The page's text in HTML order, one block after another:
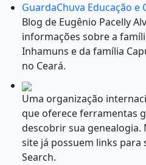
GuardaChuva Educação e
Blog de Eugênio Pacelly
informações sobre a
Inhamuns e da família
no Ceará.
Uma organização
que oferece ferramentas
descobrir sua genealogia.
site já possuem links para
Search.